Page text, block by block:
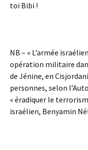
toi Bibi !
NB – « L’armée
opération militaire
de Jénine, en
personnes, selon
« éradiquer le
israélien, Benyamin